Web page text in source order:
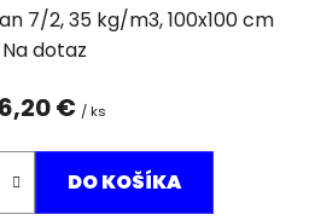
7/2, 35 kg/m3, 100x100 cm
Na dotaz
€ / ks
DO KOŠÍKA